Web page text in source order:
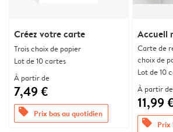
Créez votre carte
Trois choix de papier
Lot de 10 cartes
À partir de
7,49 €
offers Prix bas au quotidien
Accueil
Carte de
choix de
Lot de 10
À partir de
11,99
offers Prix